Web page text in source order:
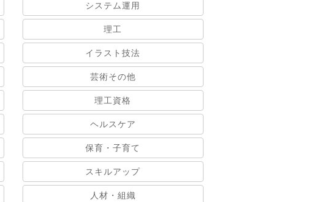
システム運用
理工
イラスト技法
芸術その他
理工資格
ヘルスケア
保育・子育て
スキルアップ
人材・組織